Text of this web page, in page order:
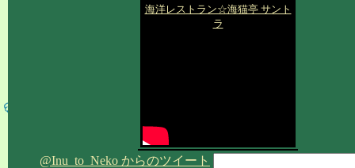
海洋レストラン☆海猫亭 サント
ラ
@Inu_to_Neko からのツイート